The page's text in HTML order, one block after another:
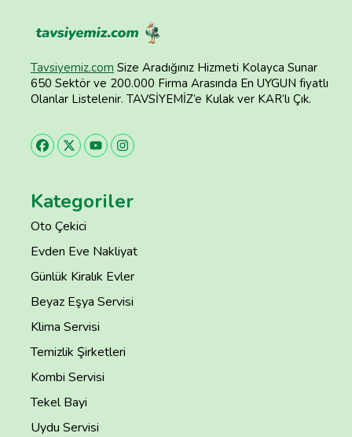
Tavsiyemiz.com Size Aradığınız Hizmeti Kolayca Sunar
650 Sektör ve 200.000 Firma Arasında En UYGUN fiyatlı
Olanlar Listelenir. TAVSİYEMİZ’e Kulak ver KAR’lı Çık.
Kategoriler
Oto Çekici
Evden Eve Nakliyat
Günlük Kiralık Evler
Beyaz Eşya Servisi
Klima Servisi
Temizlik Şirketleri
Kombi Servisi
Tekel Bayi
Uydu Servisi